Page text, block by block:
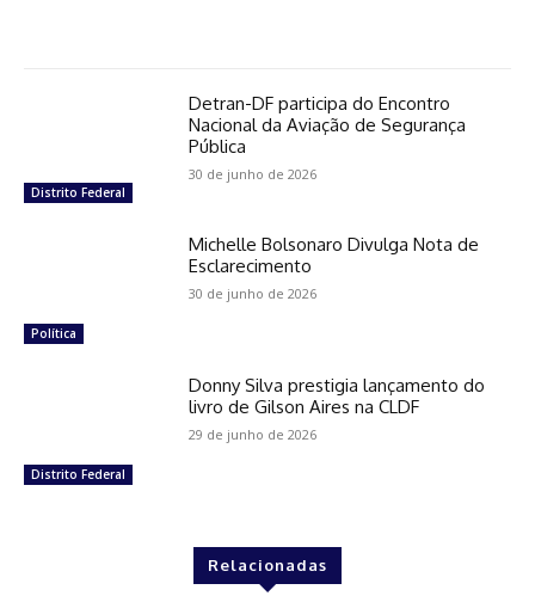
Distrito Federal
Detran-DF participa do Encontro
Nacional da Aviação de Segurança
Pública
30 de junho de 2026
Política
Michelle Bolsonaro Divulga Nota de
Esclarecimento
30 de junho de 2026
Distrito Federal
Donny Silva prestigia lançamento do
livro de Gilson Aires na CLDF
29 de junho de 2026
Relacionadas